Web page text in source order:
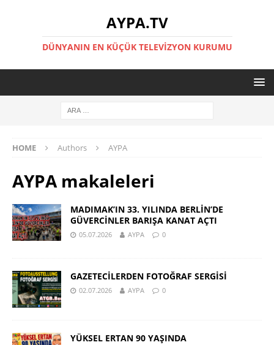
AYPA.TV
DÜNYANIN EN KÜÇÜK TELEVIZYON KURUMU
HOME Authors AYPA
AYPAmakaleleri
MADIMAK’IN 33. YILINDA BERLİN’DE
GÜVERCİNLER BARIŞA KANAT AÇTI
05.07.2026 AYPA 0
GAZETECİLERDEN FOTOĞRAF SERGİSİ
02.07.2026 AYPA 0
YÜKSEL ERTAN 90 YAŞINDA